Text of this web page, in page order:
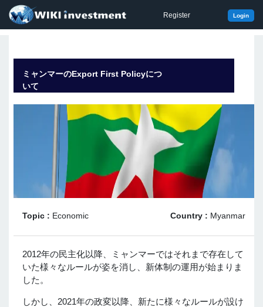
Register Login
ミャンマーのExport First Policyにつ
いて
Topic : Economic Country : Myanmar
2012年の民主化以降、ミャンマーではそれまで存在して
いた様々なルールが姿を消し、新体制の運用が始まりま
した。
しかし、2021年の政変以降、新たに様々なルールが設け